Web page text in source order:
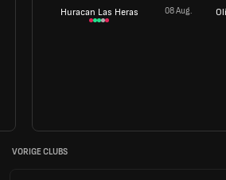
Huracan Las Heras 08 Aug.
VORIGE CLUBS